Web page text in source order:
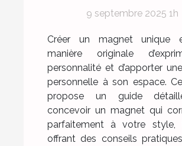
votre style ?
9 septembre 2025 1h
Créer un magnet unique
manière originale
personnalité et d’apporter
personnelle à son espace.
propose un guide
concevoir un magnet qui
parfaitement à votre style,
offrant des conseils